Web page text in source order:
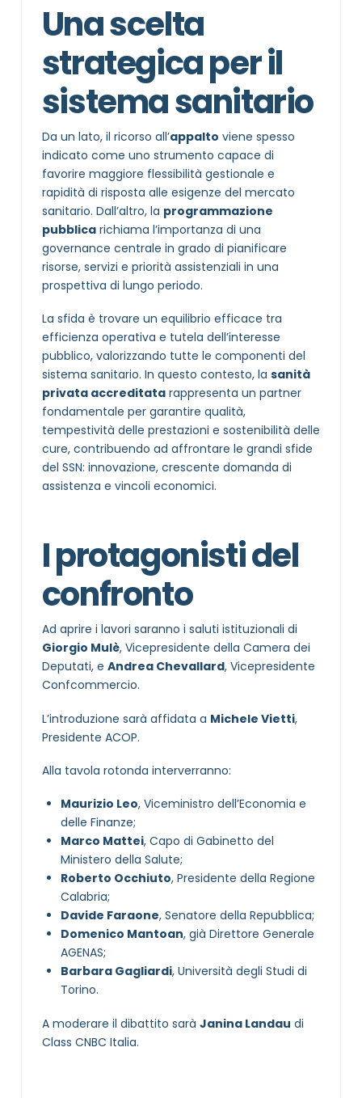
Una scelta
strategica per il
sistema sanitario
Da un lato, il ricorso all’appalto viene spesso
indicato come uno strumento capace di
favorire maggiore flessibilità gestionale e
rapidità di risposta alle esigenze del mercato
sanitario. Dall’altro, la programmazione
pubblicarichiama l’importanza di una
governance centrale in grado di pianificare
risorse, servizi e priorità assistenziali in una
prospettiva di lungo periodo.
La sfida è trovare un equilibrio efficace tra
efficienza operativa e tutela dell’interesse
pubblico, valorizzando tutte le componenti del
sistema sanitario. In questo contesto, la sanità
privata accreditatarappresenta un partner
fondamentale per garantire qualità,
tempestività delle prestazioni e sostenibilità delle
cure, contribuendo ad affrontare le grandi sfide
del SSN: innovazione, crescente domanda di
assistenza e vincoli economici.
I protagonisti del
confronto
Ad aprire i lavori saranno i saluti istituzionali di
Giorgio Mulè, Vicepresidente della Camera dei
Deputati, e Andrea Chevallard, Vicepresidente
Confcommercio.
L’introduzione sarà affidata a Michele Vietti,
Presidente ACOP.
Alla tavola rotonda interverranno:
Maurizio Leo, Viceministro dell’Economia e
delle Finanze;
Marco Mattei, Capo di Gabinetto del
Ministero della Salute;
Roberto Occhiuto, Presidente della Regione
Calabria;
Davide Faraone, Senatore della Repubblica;
Domenico Mantoan, già Direttore Generale
AGENAS;
Barbara Gagliardi, Università degli Studi di
Torino.
A moderare il dibattito sarà Janina Landau di
Class CNBC Italia.